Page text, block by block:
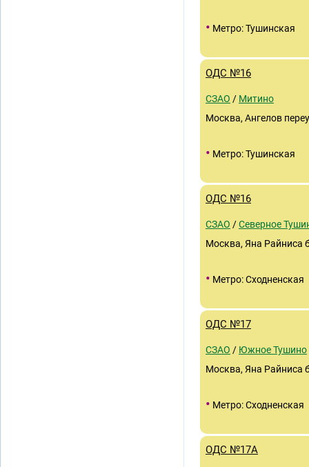
• Метро: Тушинская
ОДС №16
СЗАО / Митино
Москва, Ангелов
• Метро: Тушинская
ОДС №16
СЗАО /Северное
Москва, Яна Райниса
• Метро: Сходненская
ОДС №17
СЗАО / Южное Тушино
Москва, Яна Райниса
• Метро: Сходненская
ОДС №17А